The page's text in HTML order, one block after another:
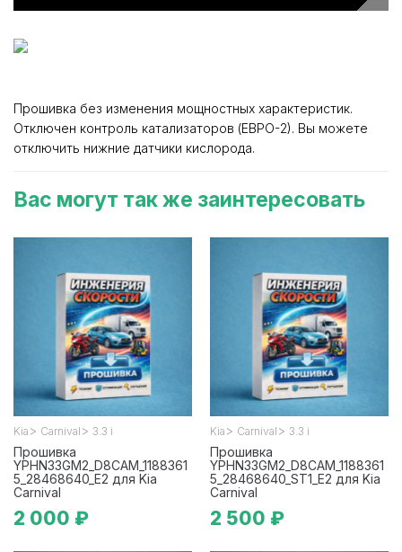
Прошивка без изменения мощностных характеристик.
Отключен контроль катализаторов (ЕВРО-2). Вы можете
отключить нижние датчики кислорода.
Вас могут так же заинтересовать
Kia > Carnival > 3.3 i
Прошивка
YPHN33GM2_D8CAM_1188361
5_28468640_E2 для Kia
Carnival
2 000 ₽
Kia > Carnival > 3.3 i
Прошивка
YPHN33GM2_D8CAM_1188361
5_28468640_ST1_E2 для Kia
Carnival
2 500 ₽